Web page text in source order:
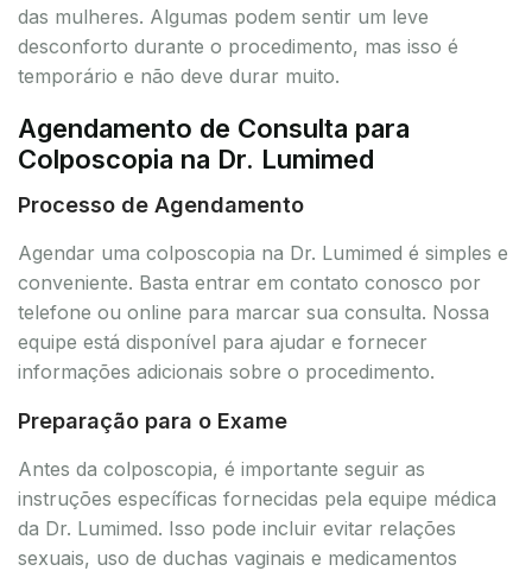
das mulheres. Algumas podem sentir um leve
desconforto durante o procedimento, mas isso é
temporário e não deve durar muito.
Agendamento de Consulta para
Colposcopia na Dr. Lumimed
Processo de Agendamento
Agendar uma colposcopia na Dr. Lumimed é simples e
conveniente. Basta entrar em contato conosco por
telefone ou online para marcar sua consulta. Nossa
equipe está disponível para ajudar e fornecer
informações adicionais sobre o procedimento.
Preparação para o Exame
Antes da colposcopia, é importante seguir as
instruções específicas fornecidas pela equipe médica
da Dr. Lumimed. Isso pode incluir evitar relações
sexuais, uso de duchas vaginais e medicamentos